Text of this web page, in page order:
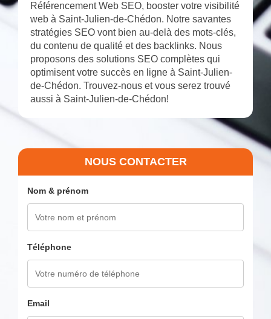
Référencement Web SEO, booster votre visibilité
web à Saint-Julien-de-Chédon. Notre savantes
stratégies SEO vont bien au-delà des mots-clés,
du contenu de qualité et des backlinks. Nous
proposons des solutions SEO complètes qui
optimisent votre succès en ligne à Saint-Julien-
de-Chédon. Trouvez-nous et vous serez trouvé
aussi à Saint-Julien-de-Chédon!
NOUS CONTACTER
Nom & prénom
Téléphone
Email